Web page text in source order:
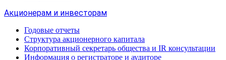
Акционерам и инвесторам
Годовые отчеты
Структура акционерного капитала
Корпоративный секретарь общества и IR консультации
Информация о регистраторе и аудиторе